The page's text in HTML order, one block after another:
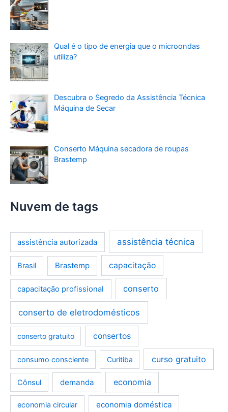
Qual é o tipo de energia que o microondas
utiliza?
Descubra o Segredo da Assistência Técnica
Máquina de Secar
Conserto Máquina secadora de roupas
Brastemp
Nuvem de tags
assistência autorizada assistência técnica
Brasil Brastemp capacitação
capacitação profissional conserto
conserto de eletrodomésticos
conserto gratuito consertos
consumo consciente Curitiba curso gratuito
Cônsul demanda economia
economia circular economia doméstica